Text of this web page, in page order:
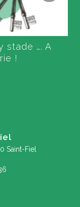
stade …. A
!
Saint-Fiel